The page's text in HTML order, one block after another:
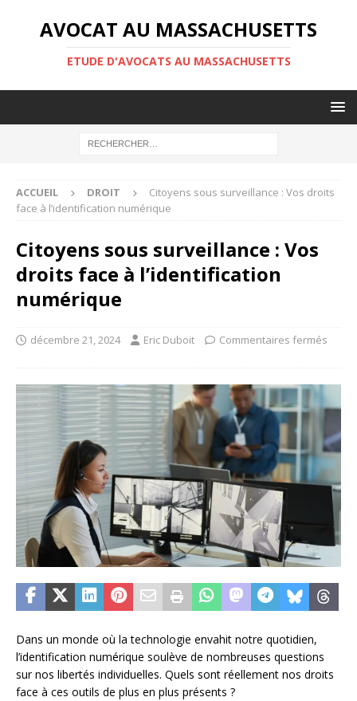
AVOCAT AU MASSACHUSETTS
ETUDE D'AVOCATS AU MASSACHUSETTS
ACCUEIL DROIT
Citoyens sous surveillance : Vos droits
face à l’identification numérique
Citoyens sous surveillance : Vos
droits face à l’identification
numérique
décembre 21, 2024 Eric Duboit Commentaires fermés
Dans un monde où la technologie envahit notre quotidien,
l’identification numérique soulève de nombreuses questions
sur nos libertés individuelles. Quels sont réellement nos droits
face à ces outils de plus en plus présents ?